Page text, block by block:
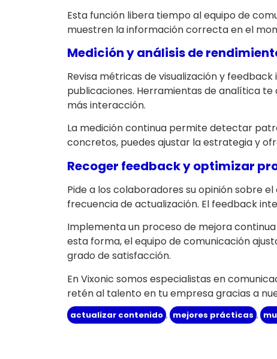
Esta función libera tiempo al equipo de
muestren la información correcta en el
Medición y análisis de
Revisa métricas de visualización y
publicaciones. Herramientas de analítica
más interacción.
La medición continua permite detectar
concretos, puedes ajustar la estrategia y
Recoger feedback y optimizar
Pide a los colaboradores su opinión sobre
frecuencia de actualización. El feedback
Implementa un proceso de mejora
esta forma, el equipo de comunicación
grado de satisfacción.
En Vixonic somos especialistas en
retén al talento en tu empresa gracias a
actualizar contenido , mejores prácticas ,